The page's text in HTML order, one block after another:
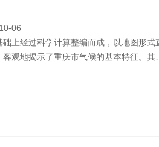
06
上经过科学计算整编而成，以地图形式
观地揭示了重庆市气候的基本特征。其内
应用气候图和气候变化五个图组500余幅